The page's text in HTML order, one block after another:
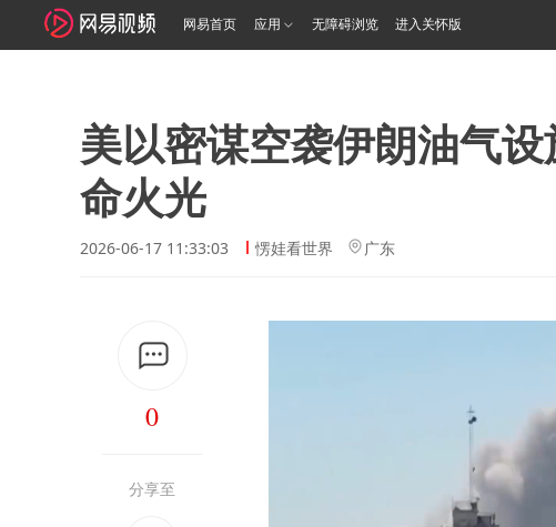
网易首页 应用 无障碍浏览 进入关怀版
美以密谋空袭伊朗油气
命火光
2026-06-17 11:33:03 愣娃看世界 广东
0
分享至